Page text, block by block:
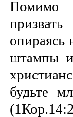
Помимо
опираясь
штампы и
будьте